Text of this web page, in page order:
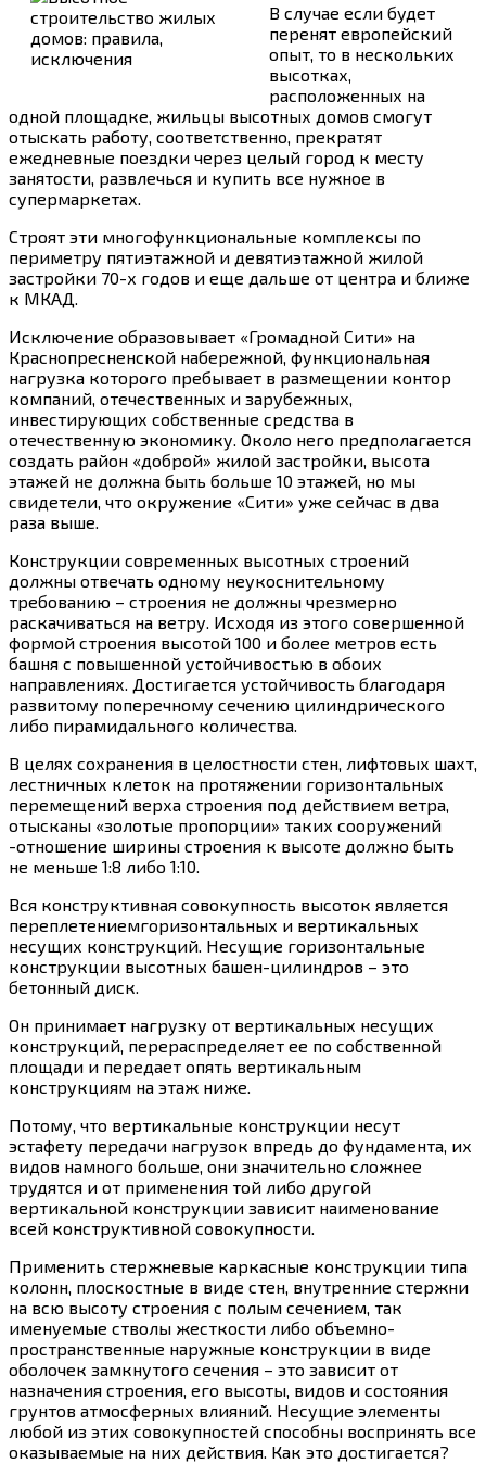
В случае если будет
перенят европейский
опыт, то в нескольких
высотках,
расположенных на
одной площадке, жильцы высотных домов смогут
отыскать работу, соответственно, прекратят
ежедневные поездки через целый город к месту
занятости, развлечься и купить все нужное в
супермаркетах.
Строят эти многофункциональные комплексы по
периметру пятиэтажной и девятиэтажной жилой
застройки 70-х годов и еще дальше от центра и ближе
к МКАД.
Исключение образовывает «Громадной Сити» на
Краснопресненской набережной, функциональная
нагрузка которого пребывает в размещении контор
компаний, отечественных и зарубежных,
инвестирующих собственные средства в
отечественную экономику. Около него предполагается
создать район «доброй» жилой застройки, высота
этажей не должна быть больше 10 этажей, но мы
свидетели, что окружение «Сити» уже сейчас в два
раза выше.
Конструкции современных высотных строений
должны отвечать одному неукоснительному
требованию – строения не должны чрезмерно
раскачиваться на ветру. Исходя из этого совершенной
формой строения высотой 100 и более метров есть
башня с повышенной устойчивостью в обоих
направлениях. Достигается устойчивость благодаря
развитому поперечному сечению цилиндрического
либо пирамидального количества.
В целях сохранения в целостности стен, лифтовых шахт,
лестничных клеток на протяжении горизонтальных
перемещений верха строения под действием ветра,
отысканы «золотые пропорции» таких сооружений
-отношение ширины строения к высоте должно быть
не меньше 1:8 либо 1:10.
Вся конструктивная совокупность высоток является
переплетениемгоризонтальных и вертикальных
несущих конструкций. Несущие горизонтальные
конструкции высотных башен-цилиндров – это
бетонный диск.
Он принимает нагрузку от вертикальных несущих
конструкций, перераспределяет ее по собственной
площади и передает опять вертикальным
конструкциям на этаж ниже.
Потому, что вертикальные конструкции несут
эстафету передачи нагрузок впредь до фундамента, их
видов намного больше, они значительно сложнее
трудятся и от применения той либо другой
вертикальной конструкции зависит наименование
всей конструктивной совокупности.
Применить стержневые каркасные конструкции типа
колонн, плоскостные в виде стен, внутренние стержни
на всю высоту строения с полым сечением, так
именуемые стволы жесткости либо объемно-
пространственные наружные конструкции в виде
оболочек замкнутого сечения – это зависит от
назначения строения, его высоты, видов и состояния
грунтов атмосферных влияний. Несущие элементы
любой из этих совокупностей способны воспринять все
оказываемые на них действия. Как это достигается?